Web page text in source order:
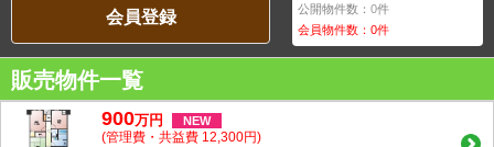
会員登録 公開物件数：0件
会員物件数：0件
販売物件一覧
900万円 NEW
(管理費・共益費 12,300円)